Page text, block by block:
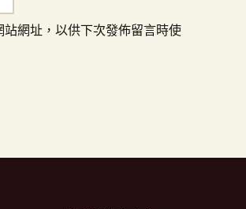
網址，以供下次發佈留言時使